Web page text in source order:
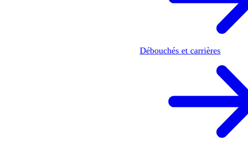
Débouchés et carrières